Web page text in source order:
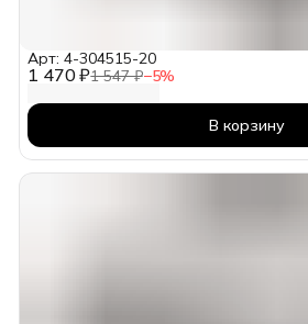
1 470 ₽1 547 ₽−5%
Арт: 4-304515-20
В корзину